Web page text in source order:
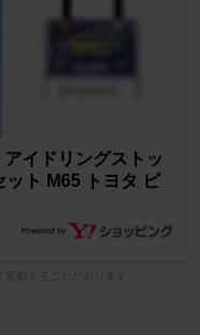
イドリングストッ
ト M65 トヨタ ピ